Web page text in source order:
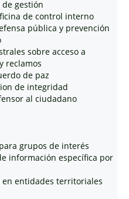
gestión
de control interno
pública y prevención
sobre acceso a
reclamos
de paz
de integridad
al ciudadano
grupos de interés
información específica por
entidades territoriales